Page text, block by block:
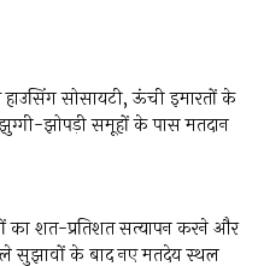
सोसायटी, ऊंची इमारतों के
झुग्गी-झोपड़ी समूहों के पास मतदान
का शत-प्रतिशत सत्यापन करने और
सुझावों के बाद नए मतदेय स्थल